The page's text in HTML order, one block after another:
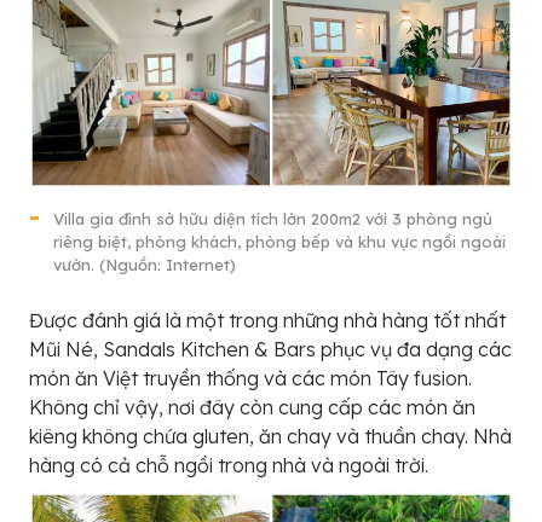
Villa gia đình sở hữu diện tích lớn 200m2 với 3 phòng ngủ
riêng biệt, phòng khách, phòng bếp và khu vực ngồi ngoài
vườn. (Nguồn: Internet)
Được đánh giá là một trong những nhà hàng tốt nhất
Mũi Né, Sandals Kitchen & Bars phục vụ đa dạng các
món ăn Việt truyền thống và các món Tây fusion.
Không chỉ vậy, nơi đây còn cung cấp các món ăn
kiêng không chứa gluten, ăn chay và thuần chay. Nhà
hàng có cả chỗ ngồi trong nhà và ngoài trời.